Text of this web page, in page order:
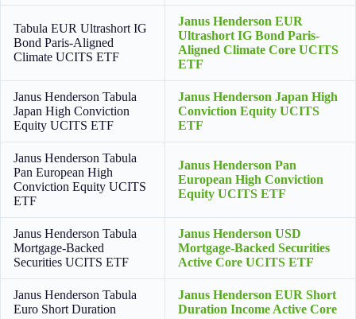
Tabula EUR Ultrashort IG
Bond Paris-Aligned
Climate UCITS ETF
Janus Henderson EUR
Ultrashort IG Bond Paris-
Aligned Climate Core UCITS
ETF
Janus Henderson Tabula
Japan High Conviction
Equity UCITS ETF
Janus Henderson Japan High
Conviction Equity UCITS
ETF
Janus Henderson Tabula
Pan European High
Conviction Equity UCITS
ETF
Janus Henderson Pan
European High Conviction
Equity UCITS ETF
Janus Henderson Tabula
Mortgage-Backed
Securities UCITS ETF
Janus Henderson USD
Mortgage-Backed Securities
Active Core UCITS ETF
Janus Henderson Tabula
Euro Short Duration
Janus Henderson EUR Short
Duration Income Active Core